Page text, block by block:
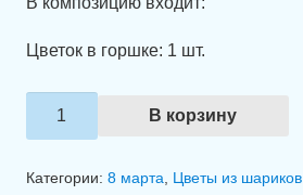
Цветок в горшке: 1 шт.
Количество
товара
В корзину
Категории: 8 марта, Цветы из шариков